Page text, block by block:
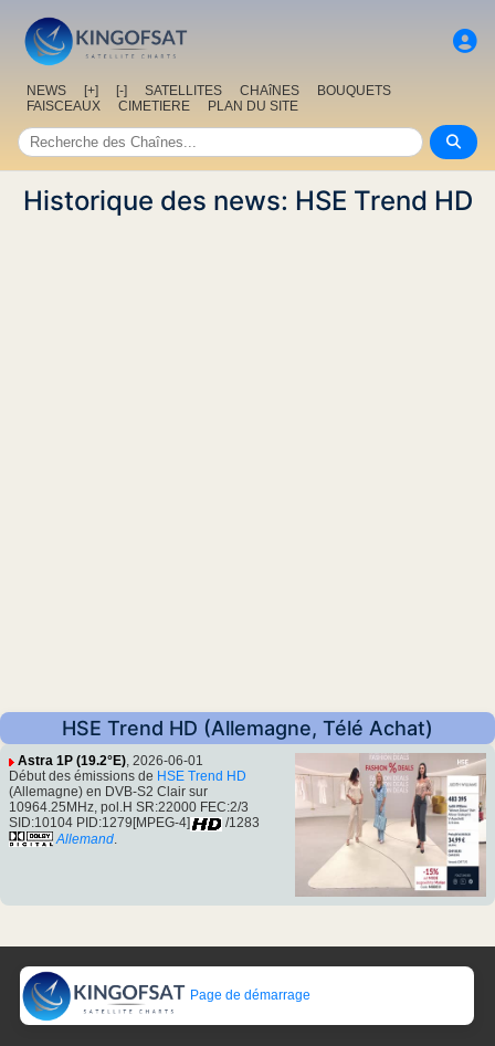
NEWS [+] [-] SATELLITES CHAîNES
BOUQUETS
FAISCEAUX
CIMETIERE PLAN DU SITE
Historique des news: HSE Trend HD
HSE Trend HD (Allemagne, Télé Achat)
Astra 1P (19.2°E), 2026-06-01
Début des émissions de HSE Trend HD
(Allemagne) en DVB-S2 Clair sur
10964.25MHz, pol.H SR:22000 FEC:2/3
SID:10104 PID:1279[MPEG-4]
/1283
Allemand
Page de démarrage